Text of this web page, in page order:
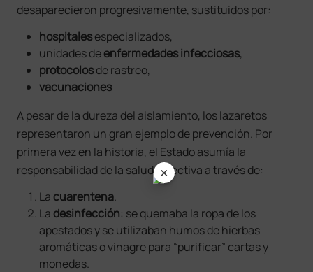
desaparecieron progresivamente, sustituidos por:
hospitalesespecializados,
unidades deenfermedades infecciosas,
protocolosde rastreo,
vacunaciones
A pesar de la dureza del aislamiento, los lazaretos
representaron un gran ejemplo de prevención. Por
primera vez en la historia, el Estado asumía la
responsabilidad de la salud colectiva a través de:
La cuarentena.
La desinfección: se quemaba la ropa de los
apestados y se utilizaban humos de hierbas
aromáticas o vinagre para “purificar” cartas y
monedas.
×